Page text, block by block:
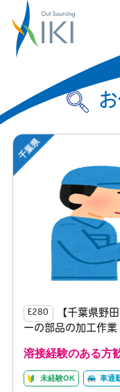
E280
【千葉県野
ーの部品の加工作
溶接経験のある方
未経験OK 車通
千葉県